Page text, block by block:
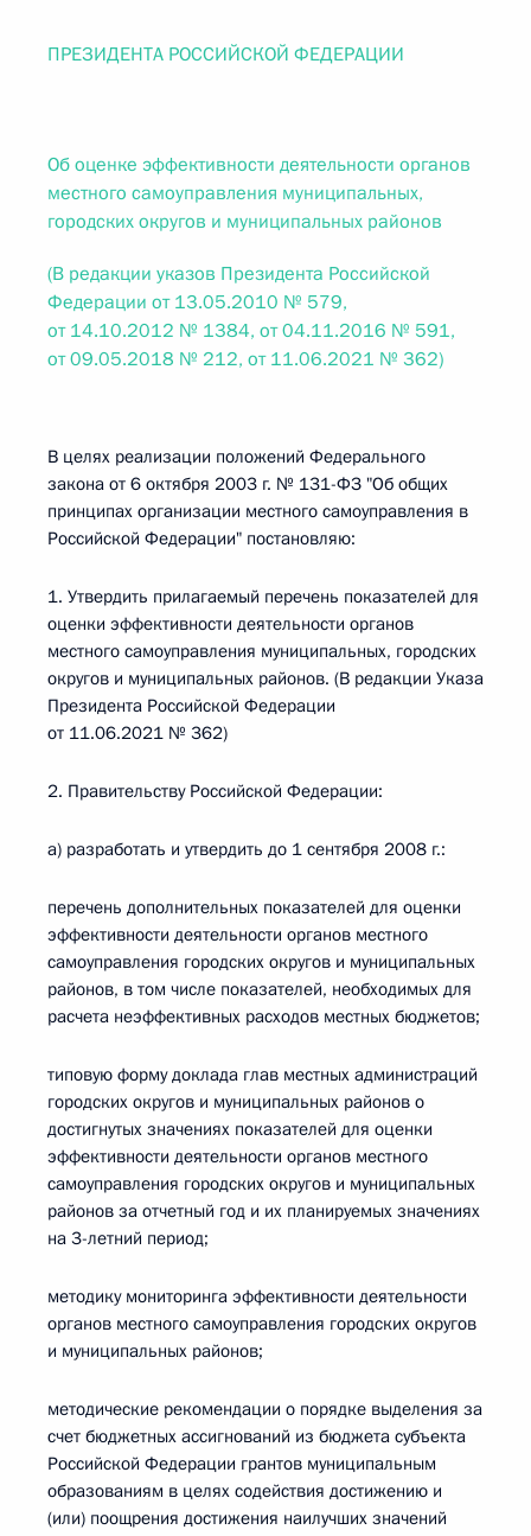
ПРЕЗИДЕНТА РОССИЙСКОЙ ФЕДЕРАЦИИ
Об оценке эффективности деятельности органов
местного самоуправления муниципальных,
городских округов и муниципальных районов
(В редакции указов Президента Российской
Федерации от 13.05.2010 № 579,
от 14.10.2012 № 1384, от 04.11.2016 № 591,
от 09.05.2018 № 212, от 11.06.2021 № 362)
В целях реализации положений Федерального
закона от 6 октября 2003 г. № 131-ФЗ "Об общих
принципах организации местного самоуправления в
Российской Федерации" постановляю:
1. Утвердить прилагаемый перечень показателей для
оценки эффективности деятельности органов
местного самоуправления муниципальных, городских
округов и муниципальных районов. (В редакции Указа
Президента Российской Федерации
от 11.06.2021 № 362)
2. Правительству Российской Федерации:
а) разработать и утвердить до 1 сентября 2008 г.:
перечень дополнительных показателей для оценки
эффективности деятельности органов местного
самоуправления городских округов и муниципальных
районов, в том числе показателей, необходимых для
расчета неэффективных расходов местных бюджетов;
типовую форму доклада глав местных администраций
городских округов и муниципальных районов о
достигнутых значениях показателей для оценки
эффективности деятельности органов местного
самоуправления городских округов и муниципальных
районов за отчетный год и их планируемых значениях
на 3-летний период;
методику мониторинга эффективности деятельности
органов местного самоуправления городских округов
и муниципальных районов;
методические рекомендации о порядке выделения за
счет бюджетных ассигнований из бюджета субъекта
Российской Федерации грантов муниципальным
образованиям в целях содействия достижению и
(или) поощрения достижения наилучших значений